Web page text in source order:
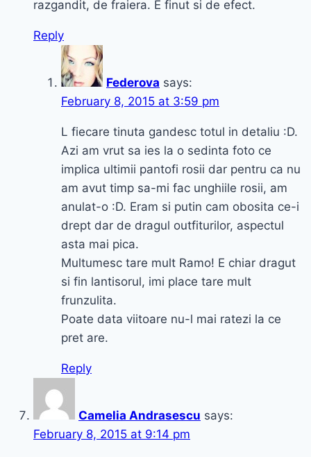
razgandit, de fraiera. E finut si de efect.
Reply
Federova says:
February 8, 2015 at 3:59 pm
L fiecare tinuta gandesc totul in detaliu :D.
Azi am vrut sa ies la o sedinta foto ce
implica ultimii pantofi rosii dar pentru ca nu
am avut timp sa-mi fac unghiile rosii, am
anulat-o :D. Eram si putin cam obosita ce-i
drept dar de dragul outfiturilor, aspectul
asta mai pica.
Multumesc tare mult Ramo! E chiar dragut
si fin lantisorul, imi place tare mult
frunzulita.
Poate data viitoare nu-l mai ratezi la ce
pret are.
Reply
Camelia Andrasescu says:
February 8, 2015 at 9:14 pm